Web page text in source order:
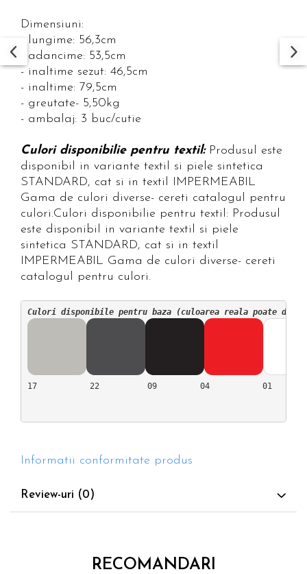
Dimensiuni:
- lungime: 56,3cm
- adancime: 53,5cm
- inaltime sezut: 46,5cm
- inaltime: 79,5cm
- greutate- 5,50kg
- ambalaj: 3 buc/cutie
Culori disponibilie pentru textil: Produsul este
disponibil in variante textil si piele sintetica
STANDARD, cat si in textil IMPERMEABIL
Gama de culori diverse- cereti catalogul pentru
culori.Culori disponibilie pentru textil: Produsul
este disponibil in variante textil si piele
sintetica STANDARD, cat si in textil
IMPERMEABIL Gama de culori diverse- cereti
catalogul pentru culori.
Culori disponibile pentru baza (culoarea reala poate
17           22          09         04           01
Informatii conformitate produs
Review-uri (0)
RECOMANDARI